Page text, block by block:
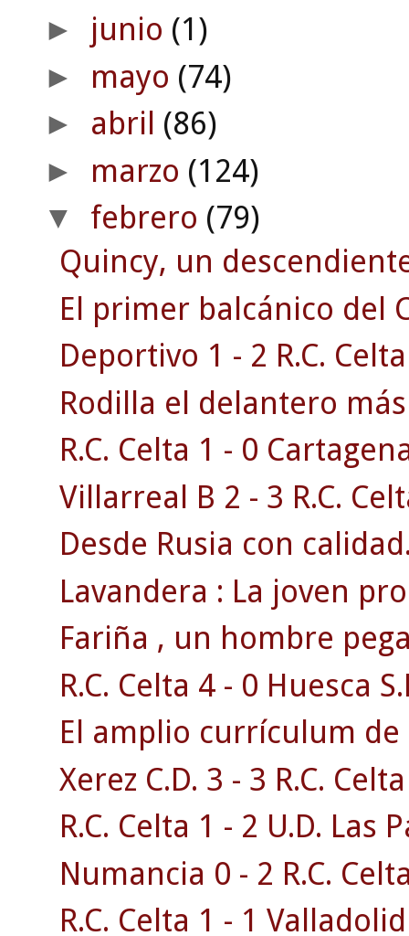
► junio (1)
► mayo (74)
► abril (86)
► marzo (124)
▼ febrero (79)
Quincy, un
El primer balcánico del
Deportivo 1 - 2 R.C. Celta
Rodilla el delantero
R.C. Celta 1 - 0
Villarreal B 2 - 3 R.C.
Desde Rusia con
Lavandera : La joven
Fariña , un hombre
R.C. Celta 4 - 0 Huesca
El amplio currículum de
Xerez C.D. 3 - 3 R.C.
R.C. Celta 1 - 2 U.D. Las
Numancia 0 - 2 R.C.
R.C. Celta 1 - 1